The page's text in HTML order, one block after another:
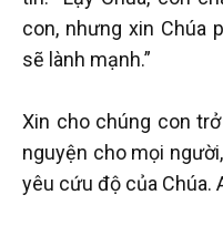
con, nhưng xin Chúa
sẽ lành mạnh.”
Xin cho chúng con
nguyện cho mọi
yêu cứu độ của Chúa.